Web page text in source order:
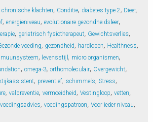
chronische klachten, Conditie, diabetes type 2, Dieet,
, energieniveau, evolutionaire gezondheidsleer,
, geriatrisch fysiotherapeut, Gewichtsverlies,
voeding, gezondheid, hardlopen, Healthness,
, levensstijl , micro organismen,
, omega-3, orthomoleculair, Overgewicht,
, preventief, schimmels, Stress,
, valpreventie, vermoeidheid, Vestingloop, vetten,
voedingsadvies, voedingspatroon, Voor ieder niveau,